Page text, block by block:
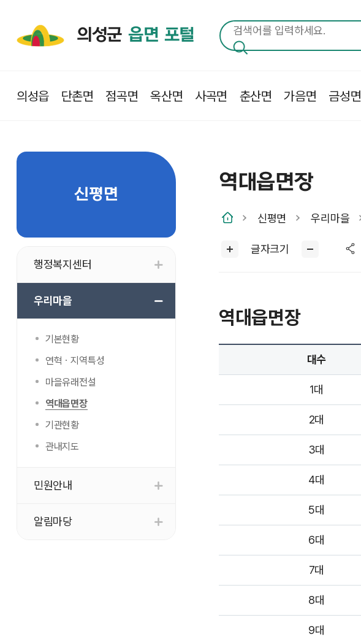
의성군 읍면 포털
의성읍 단촌면 점곡면 옥산면 사곡면 춘산면 가음면 금성면
신평면
행정복지센터
우리마을
기본현황
연혁ㆍ지역특성
마을유래전설
역대읍면장
기관현황
관내지도
민원안내
알림마당
역대읍면장
신평면 우리마을
글자크기
역대읍면장
대수
1대
2대
3대
4대
5대
6대
7대
8대
9대